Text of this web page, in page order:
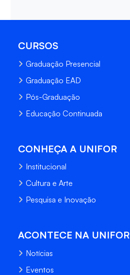
CURSOS
Graduação Presencial
Graduação EAD
Pós-Graduação
Educação Continuada
CONHEÇA A UNIFOR
Institucional
Cultura e Arte
Pesquisa e Inovação
ACONTECE NA UNIFOR
Notícias
Eventos